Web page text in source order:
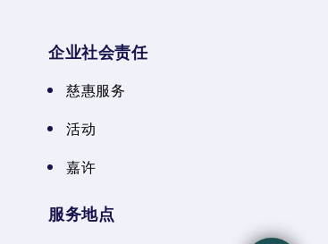
企业社会责任
慈惠服务
活动
嘉许
服务地点